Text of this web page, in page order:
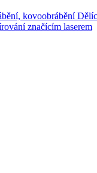
kovoobrábění
značícím laserem